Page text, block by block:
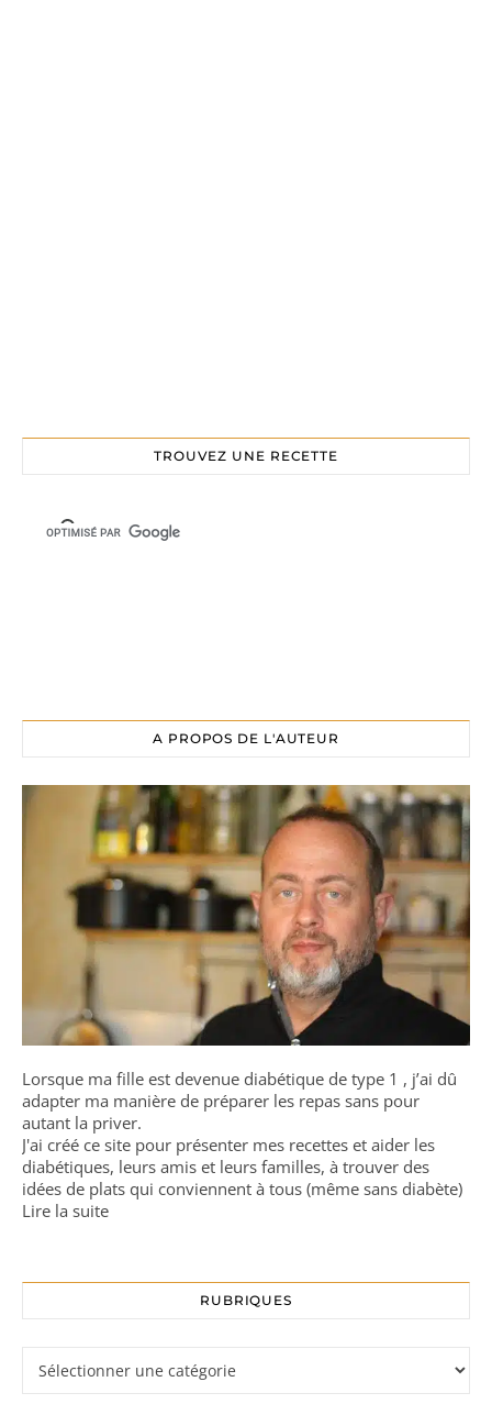
TROUVEZ UNE RECETTE
A PROPOS DE L'AUTEUR
Lorsque ma fille est devenue diabétique de type 1 , j’ai dû
adapter ma manière de préparer les repas sans pour
autant la priver.
J'ai créé ce site pour présenter mes recettes et aider les
diabétiques, leurs amis et leurs familles, à trouver des
idées de plats qui conviennent à tous (même sans diabète)
Lire la suite
RUBRIQUES